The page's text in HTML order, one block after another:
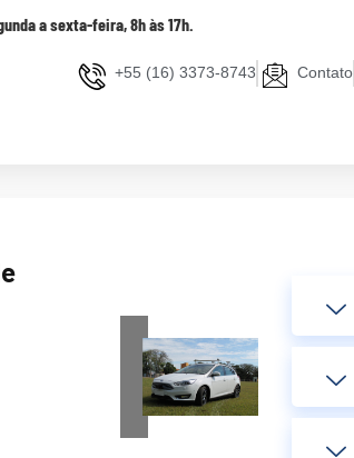
a sexta-feira, 8h às 17h.
+55 (16) 3373-8743 Contato